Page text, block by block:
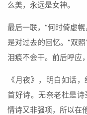
么美，永远是女神。
最后一联，“何时倚虚
是对过去的回忆。“双
泪痕不会干。前后呼应
《月夜》，明白如话
首好诗。无奈老杜是
情诗又非强项，所以在